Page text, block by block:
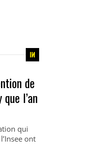
de
l’an
qui
ont